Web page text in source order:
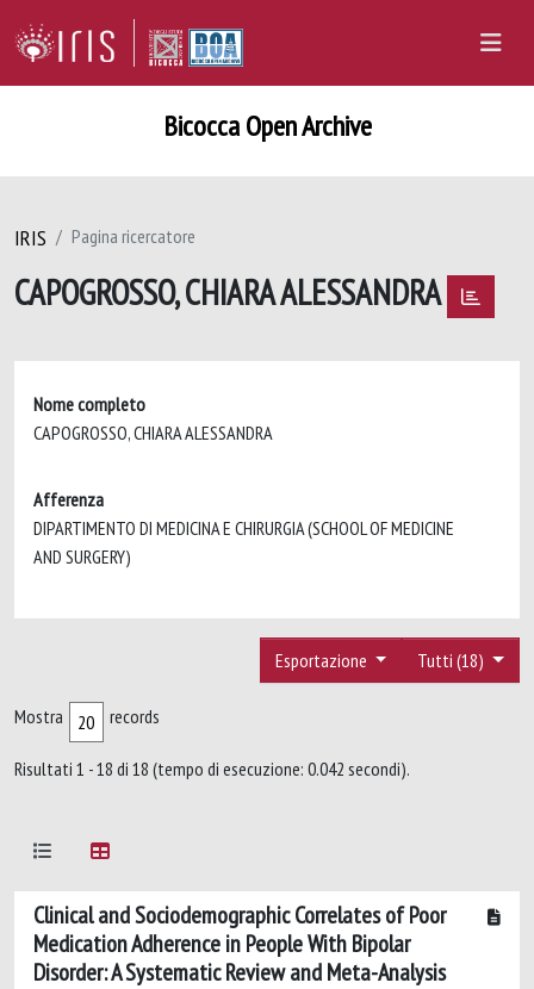
Bicocca Open Archive
IRIS Pagina ricercatore
CAPOGROSSO, CHIARA ALESSANDRA
Nome completo
CAPOGROSSO, CHIARA ALESSANDRA
Afferenza
DIPARTIMENTO DI MEDICINA E CHIRURGIA (SCHOOL OF MEDICINE
AND SURGERY)
Tutti (18)
Esportazione
Mostra records
Risultati 1 - 18 di 18 (tempo di esecuzione: 0.042 secondi).
Clinical and Sociodemographic Correlates of Poor
Medication Adherence in People With Bipolar
Disorder: A Systematic Review and Meta-Analysis